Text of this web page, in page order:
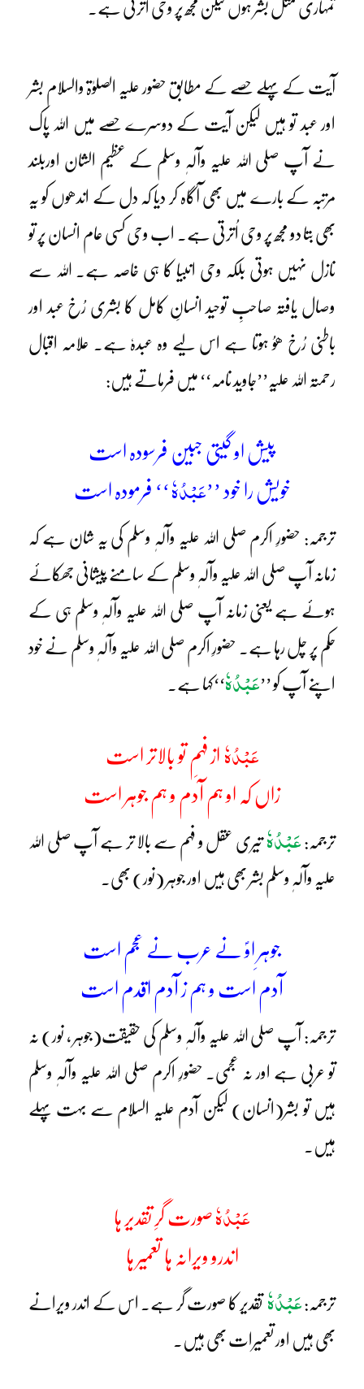
تمہاری مثل بشر ہوں لیکن مجھ پر وحی اُترتی ہے۔
آیت کے پہلے حصے کے مطابق حضور علیہ الصلوٰۃ والسلام بشر
اور عبد تو ہیں لیکن آیت کے دوسرے حصے میں اللہ پاک
نے آپ صلی اللہ علیہ وآلہٖ وسلم کے عظیم الشان اوربلند
مرتبہ کے بارے میں بھی آگاہ کر دیا کہ دل کے اندھوں کو یہ
بھی بتا دو مجھ پر وحی اُترتی ہے۔ اب وحی کسی عام انسان پر تو
نازل نہیں ہوتی بلکہ وحی انبیا کا ہی خاصہ ہے۔ اللہ سے
وصال یافتہ صاحبِ توحید انسانِ کامل کا بشری رُخ عبد اور
باطنی رُخ ھوُ ہوتا ہے اس لیے وہ عبدہٗ ہے۔ علامہ اقبال
رحمتہ اللہ علیہ’’جاوید نامہ‘‘ میں فرماتے ہیں:
پیش او گیتی جبین فرسودہ است
خویش را خود ’’عَبْدُہٗ ‘‘ فرمودہ است
ترجمہ: حضورِ اکرم صلی اللہ علیہ وآلہٖ وسلم کی یہ شان ہے کہ
زمانہ آپ صلی اللہ علیہ وآلہٖ وسلم کے سامنے پیشانی جھکائے
ہوئے ہے یعنی زمانہ آپ صلی اللہ علیہ وآلہٖ وسلم ہی کے
حکم پر چل رہا ہے۔ حضورِ اکرم صلی اللہ علیہ وآلہٖ وسلم نے خود
اپنے آپ کو ’’عَبْدُہٗ‘‘کہا ہے۔
عَبْدُہٗ از فہمِ تو بالاتر است
زاں کہ او ہم آدم و ہم جوہر است
ترجمہ: عَبْدُہٗ تیری عقل و فہم سے بالا تر ہے آپ صلی اللہ
علیہ وآلہٖ وسلم بشر بھی ہیں اور جوہر (نور) بھی۔
جوہرِ اوؐ نے عرب نے عجم است
آدم است و ہم ز آدم اقدم است
ترجمہ: آپ صلی اللہ علیہ وآلہٖ وسلم کی حقیقت(جوہر ، نور) نہ
تو عربی ہے اور نہ عجمی۔ حضورِ اکرم صلی اللہ علیہ وآلہٖ وسلم
ہیں تو بشر(انسان) لیکن آدم علیہ السلام سے بہت پہلے
ہیں۔
عَبْدُہٗ صورت گرِ تقدیر ہا
اندرو ویرانہ ہا تعمیر ہا
ترجمہ: عَبْدُہٗ تقدیر کا صورت گر ہے۔ اس کے اندر ویرانے
بھی ہیں اور تعمیرات بھی ہیں۔